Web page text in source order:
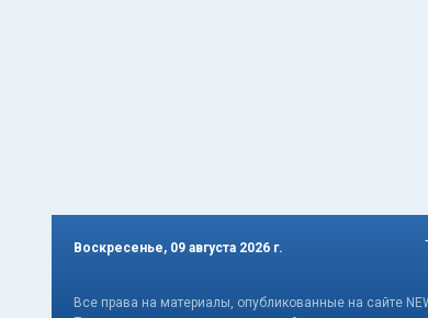
Воскресенье, 09 августа 2026 г.
Все права на материалы, опубликованные на сайте